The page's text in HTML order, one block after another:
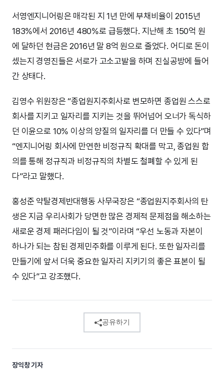
서영엔지니어링은 매각된 지 1년 만에 부채비율이 2015년
183%에서 2016년 480%로 급등했다. 지난해 초 150억 원
에 달하던 현금은 2016년 말 8억 원으로 줄었다. 어디로 돈이
셌는지 경영진들은 서로가 고소고발을 하며 진실공방에 들어
간 상태다.
김영수 위원장은 “종업원지주회사로 변모하면 종업원 스스로
회사를 지키고 일자리를 지키는 것을 뛰어넘어 오너가 독식하
던 이윤으로 10% 이상의 양질의 일자리를 더 만들 수 있다”며
“엔지니어링 회사에 만연한 비정규직 확대를 막고, 종업원 합
의를 통해 정규직과 비정규직의 차별도 철폐할 수 있게 된
다”라고 말했다.
홍성준 약탈경제반대행동 사무국장은 “종업원지주회사의 탄
생은 지금 우리사회가 당면한 많은 경제적 문제점을 해소하는
새로운 경제 패러다임이 될 것”이라며 “우선 노동과 자본이
하나가 되는 참된 경제민주화를 이루게 된다. 또한 일자리를
만들기에 앞서 더욱 중요한 일자리 지키기의 좋은 표본이 될
수 있다”고 강조했다.
공유하기
장익창 기자